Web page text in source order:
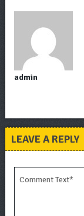
admin
LEAVE A REPLY